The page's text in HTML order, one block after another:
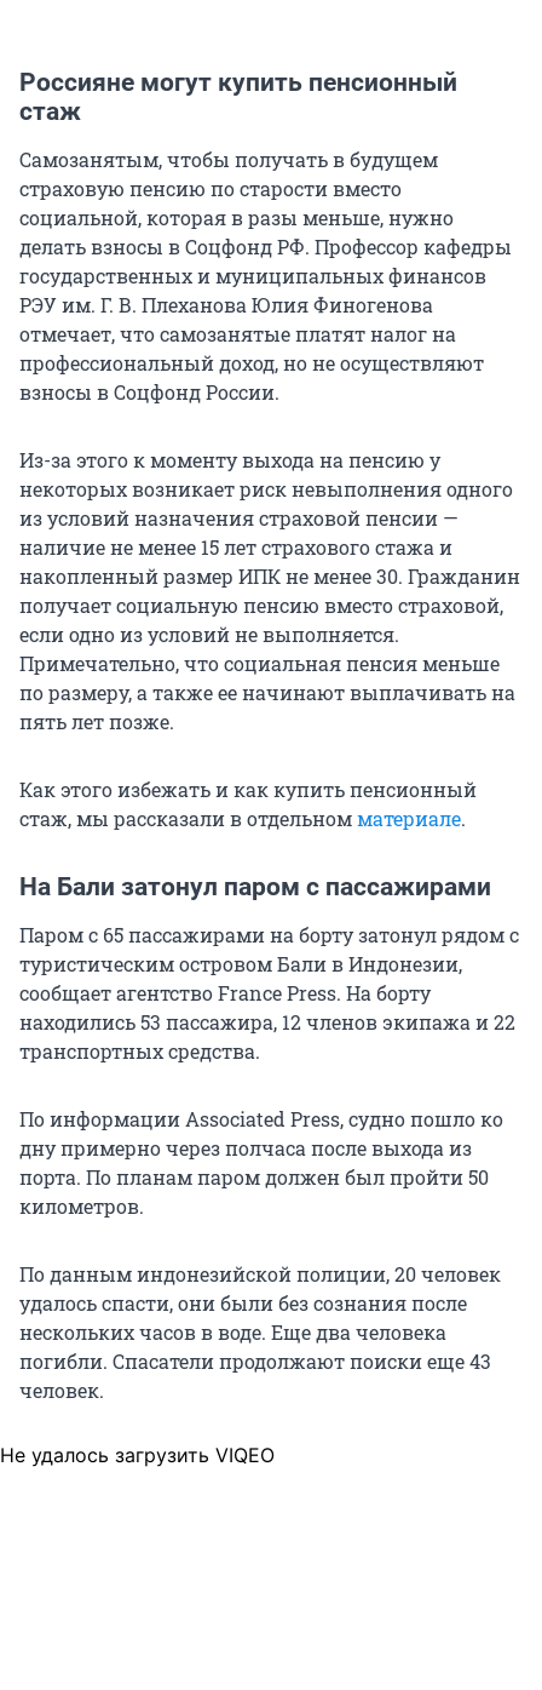
Россияне могут купить пенсионный
стаж
Самозанятым, чтобы получать в будущем
страховую пенсию по старости вместо
социальной, которая в разы меньше, нужно
делать взносы в Соцфонд РФ. Профессор кафедры
государственных и муниципальных финансов
РЭУ им. Г. В. ПлехановаЮлия Финогенова
отмечает, что самозанятые платят налог на
профессиональный доход, но не осуществляют
взносы в Соцфонд России.
Из-за этого к моменту выхода на пенсию у
некоторых возникает риск невыполнения одного
из условий назначения страховой пенсии —
наличие не менее 15 лет страхового стажа и
накопленный размер ИПК не менее 30. Гражданин
получает социальную пенсию вместо страховой,
если одно из условий не выполняется.
Примечательно, что социальная пенсия меньше
по размеру, а также ее начинают выплачивать на
пять лет позже.
Как этого избежать и как купить пенсионный
стаж, мы рассказали в отдельномматериале.
На Бали затонул паром с пассажирами
Паром с 65 пассажирами на борту затонул рядом с
туристическим островом Бали в Индонезии,
сообщает агентство France Press. На борту
находились 53 пассажира, 12 членов экипажа и 22
транспортных средства.
По информации Associated Press, судно пошло ко
дну примерно через полчаса после выхода из
порта. По планам паром должен был пройти 50
километров.
По данным индонезийской полиции, 20 человек
удалось спасти, они были без сознания после
нескольких часов в воде. Еще два человека
погибли. Спасатели продолжают поиски еще 43
человек.
Не удалось загрузить VIQEO